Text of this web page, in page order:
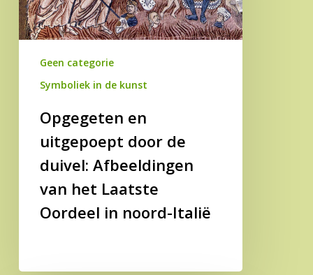
duivel:
Afbeeldingen
Laatste
noord-
Geen categorie
Symboliek in de kunst
Opgegeten en
uitgepoept door de
duivel: Afbeeldingen
van het Laatste
Oordeel in noord-Italië